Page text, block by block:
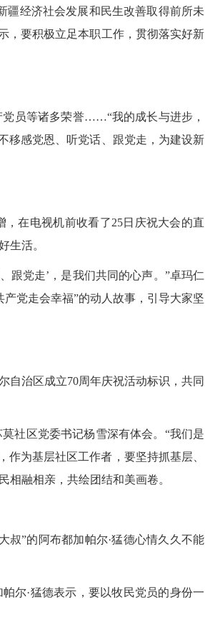
经济社会发展和民生改善取得前所未
，要积极立足本职工作，贯彻落实好新
员等诸多荣誉……“我的成长与进步，
移感党恩、听党话、跟党走，为建设新
在电视机前收看了25日庆祝大会的直
生活。
党走’，是我们共同的心声。”卓玛仁
党走会幸福”的动人故事，引导大家坚
治区成立70周年庆祝活动标识，共同
社区党委书记杨雪深有体会。“我们是
作为基层社区工作者，要坚持抓基层、
相融相亲，共绘团结和美画卷。
”的阿布都加帕尔·猛德心情久久不能
尔·猛德表示，要以牧民党员的身份一